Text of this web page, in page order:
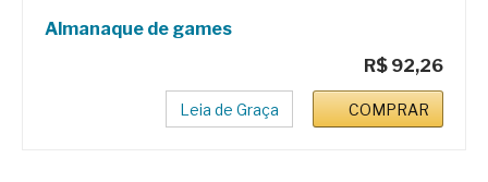
Almanaque de games
R$ 92,26
Leia de Graça COMPRAR